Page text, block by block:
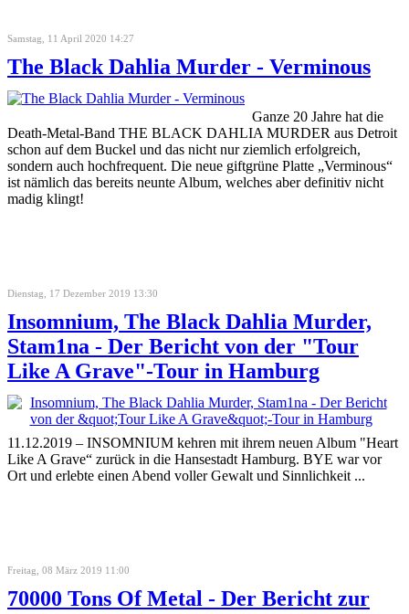
Samstag, 11 April 2020 14:27
The Black Dahlia Murder - Verminous
Ganze 20 Jahre hat die
Death-Metal-Band THE BLACK DAHLIA MURDER aus Detroit
schon auf dem Buckel und das nicht nur ziemlich erfolgreich,
sondern auch hochfrequent. Die neue giftgrüne Platte „Verminous“
ist nämlich das bereits neunte Album, welches aber definitiv nicht
madig klingt!
Dienstag, 17 Dezember 2019 13:30
Insomnium, The Black Dahlia Murder,
Stam1na - Der Bericht von der "Tour
Like A Grave"-Tour in Hamburg
11.12.2019 – INSOMNIUM kehren mit ihrem neuen Album "Heart
Like A Grave“ zurück in die Hansestadt Hamburg. BYE war vor
Ort und erlebte einen Abend voller Gewalt und Sinnlichkeit ...
Freitag, 08 März 2019 11:00
70000 Tons Of Metal - Der Bericht zur